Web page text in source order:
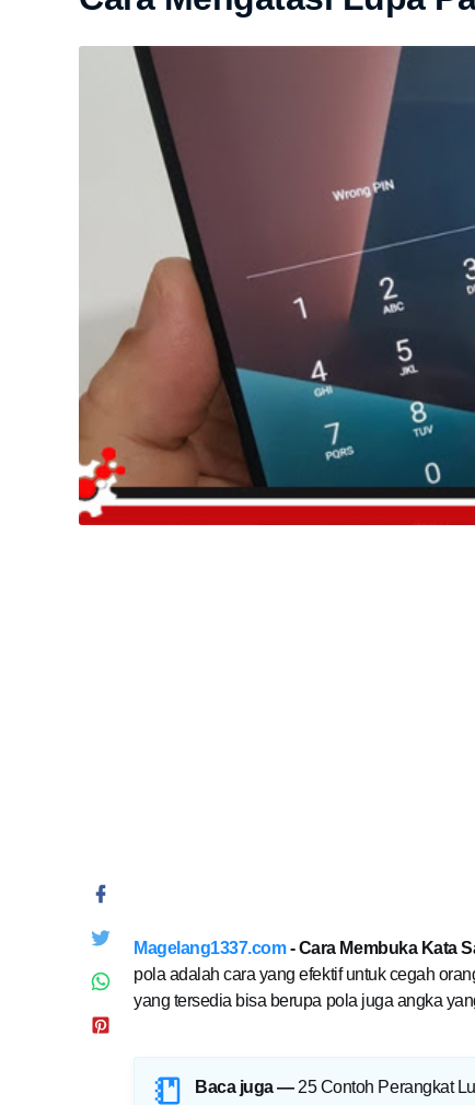
Magelang1337.com- Cara Membuka Kata
pola adalah cara yang efektif untuk cegah
yang tersedia bisa berupa pola juga angka
Baca juga — 25 Contoh Perangkat